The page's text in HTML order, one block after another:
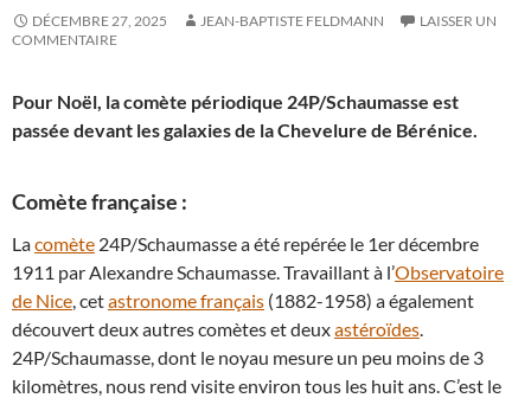
DÉCEMBRE 27, 2025 JEAN-BAPTISTE FELDMANN
LAISSER UN
COMMENTAIRE
Pour Noël, la comète périodique 24P/Schaumasse est
passée devant les galaxies de la Chevelure de Bérénice.
Comète française :
Lacomète 24P/Schaumasse a été repérée le 1er décembre
1911 par Alexandre Schaumasse. Travaillant à l’Observatoire
de Nice, cetastronome français (1882-1958) a également
découvert deux autres comètes et deuxastéroïdes.
24P/Schaumasse, dont le noyau mesure un peu moins de 3
kilomètres, nous rend visite environ tous les huit ans. C’est le